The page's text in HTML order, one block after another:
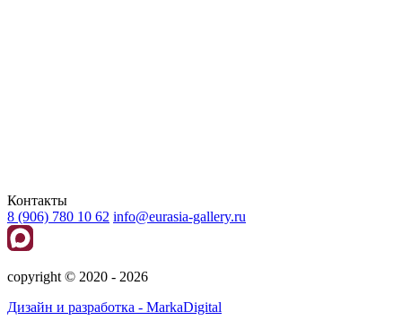
Контакты
8 (906) 780 10 62 info@eurasia-gallery.ru
сopyright © 2020 - 2026
Дизайн и разработка - MarkaDigital